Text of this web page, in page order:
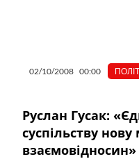
02/10/2008 00:00
Руслан Гусак:
суспільству
взаємовідносин»